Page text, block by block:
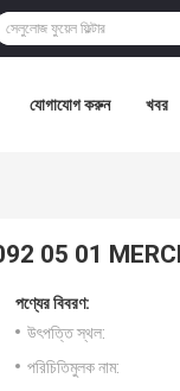
যোগাযোগ করুন খবর
092 05 01
পণ্যের বিবরণ:
উৎপত্তি স্থল:
পরিচিতিমুলক নাম: